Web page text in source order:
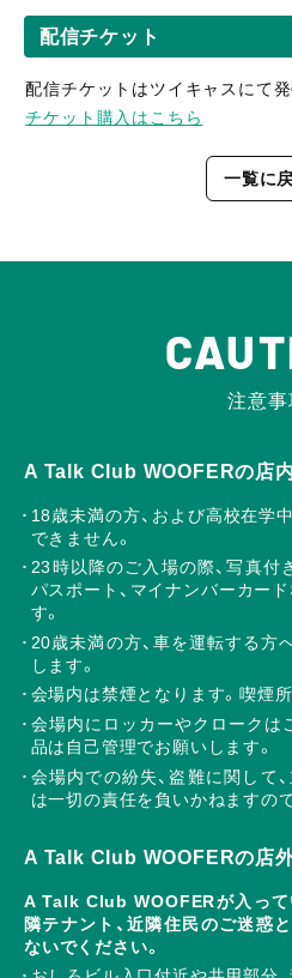
配信チケット
配信チケットはツイキャスにて発
チケット購入はこちら
一覧に
注意事
A Talk Club WOOFERの店
18歳未満の方、および高校在学
できません。
23時以降のご入場の際、写真付
パスポート、マイナンバーカー
す。
20歳未満の方、車を運転する方
します。
会場内は禁煙となります。喫煙
会場内にロッカーやクロークは
品は自己管理でお願いします。
会場内での紛失、盗難に関して
は一切の責任を負いかねますの
A Talk Club WOOFERの店
A Talk Club WOOFERが入って
隣テナント、近隣住民のご迷惑
ないでください。